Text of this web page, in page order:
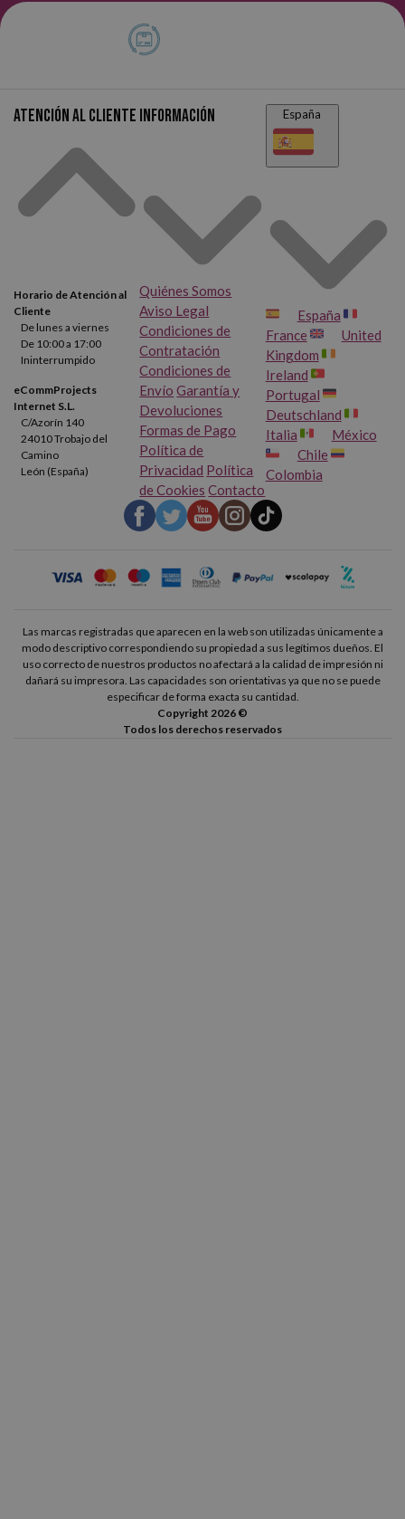
Atención al cliente
Horario de Atención al
Cliente
De lunes a viernes
De 10:00 a 17:00
Ininterrumpido
eCommProjects
Internet S.L.
C/Azorín 140
24010 Trobajo del
Camino
León (España)
Información
Quiénes Somos
Aviso Legal
Condiciones de
Contratación
Condiciones de
Envío Garantía y
Devoluciones
Formas de Pago
Política de
Privacidad Política
de Cookies Contacto
España
España
France
United
Kingdom
Ireland
Portugal
Deutschland
Italia
México
Chile
Colombia
Las marcas registradas que aparecen en la web son utilizadas únicamente a
modo descriptivo correspondiendo su propiedad a sus legítimos dueños. El
uso correcto de nuestros productos no afectará a la calidad de impresión ni
dañará su impresora. Las capacidades son orientativas ya que no se puede
especificar de forma exacta su cantidad.
Copyright 2026 ©
Todos los derechos reservados